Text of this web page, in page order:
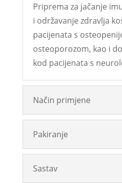
Priprema za jačanje
i održavanje zdravlja
pacijenata s
osteoporozom, kao i
kod pacijenata s
Način primjene
Pakiranje
Sastav